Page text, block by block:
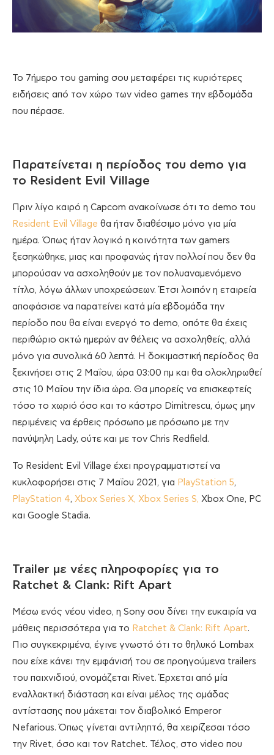
Το 7ήμερο του gaming σου μεταφέρει τις κυριότερες
ειδήσεις από τον χώρο των video games την εβδομάδα
που πέρασε.
Παρατείνεται η περίοδος του demo για
το Resident Evil Village
Πριν λίγο καιρό η Capcom ανακοίνωσε ότι το demo του
Resident Evil Village θα ήταν διαθέσιμο μόνο για μία
ημέρα. Όπως ήταν λογικό η κοινότητα των gamers
ξεσηκώθηκε, μιας και προφανώς ήταν πολλοί που δεν θα
μπορούσαν να ασχοληθούν με τον πολυαναμενόμενο
τίτλο, λόγω άλλων υποχρεώσεων. Έτσι λοιπόν η εταιρεία
αποφάσισε να παρατείνει κατά μία εβδομάδα την
περίοδο που θα είναι ενεργό το demo, οπότε θα έχεις
περιθώριο οκτώ ημερών αν θέλεις να ασχοληθείς, αλλά
μόνο για συνολικά 60 λεπτά. Η δοκιμαστική περίοδος θα
ξεκινήσει στις 2 Μαΐου, ώρα 03:00 πμ και θα ολοκληρωθεί
στις 10 Μαΐου την ίδια ώρα. Θα μπορείς να επισκεφτείς
τόσο το χωριό όσο και το κάστρο Dimitrescu, όμως μην
περιμένεις να έρθεις πρόσωπο με πρόσωπο με την
πανύψηλη Lady, ούτε και με τον Chris Redfield.
To Resident Evil Village έχει προγραμματιστεί να
κυκλοφορήσει στις 7 Μαΐου 2021, για PlayStation 5,
PlayStation 4, Xbox Series X, Xbox Series S, Xbox One, PC
και Google Stadia.
Trailer με νέες πληροφορίες για το
Ratchet & Clank: Rift Apart
Μέσω ενός νέου video, η Sony σου δίνει την ευκαιρία να
μάθεις περισσότερα για το Ratchet & Clank: Rift Apart.
Πιο συγκεκριμένα, έγινε γνωστό ότι το θηλυκό Lombax
που είχε κάνει την εμφάνισή του σε προηγούμενα trailers
του παιχνιδιού, ονομάζεται Rivet. Έρχεται από μία
εναλλακτική διάσταση και είναι μέλος της ομάδας
αντίστασης που μάχεται τον διαβολικό Emperor
Nefarious. Όπως γίνεται αντιληπτό, θα χειρίζεσαι τόσο
την Rivet, όσο και τον Ratchet. Τέλος, στο video που